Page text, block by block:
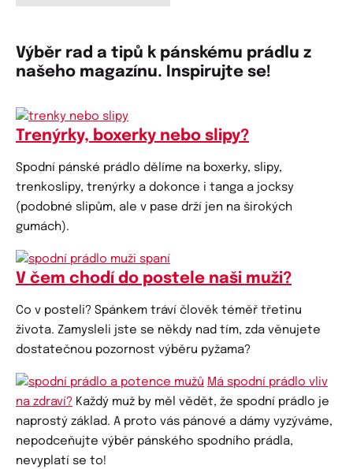
Výběr rad a tipů k pánskému prádlu z
našeho magazínu. Inspirujte se!
Trenýrky, boxerky nebo slipy?
Spodní pánské prádlo dělíme na boxerky, slipy,
trenkoslipy, trenýrky a dokonce i tanga a jocksy
(podobné slipům, ale v pase drží jen na širokých
gumách).
V čem chodí do postele naši muži?
Co v posteli? Spánkem tráví člověk téměř třetinu
života. Zamysleli jste se někdy nad tím, zda věnujete
dostatečnou pozornost výběru pyžama?
Má spodní prádlo vliv
na zdraví? Každý muž by měl vědět, že spodní prádlo je
naprostý základ. A proto vás pánové a dámy vyzýváme,
nepodceňujte výběr pánského spodního prádla,
nevyplatí se to!